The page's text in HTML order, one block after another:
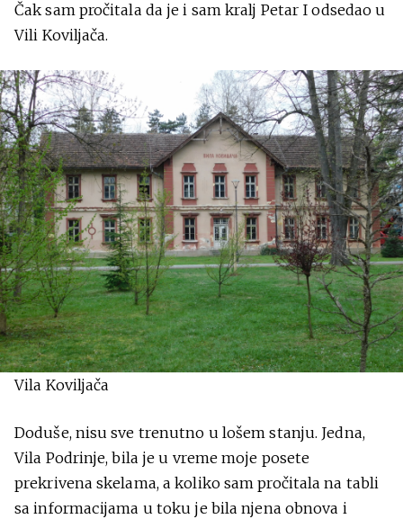
Čak sam pročitala da je i sam kralj Petar I odsedao u
Vili Koviljača.
Vila Koviljača
Doduše, nisu sve trenutno u lošem stanju. Jedna,
Vila Podrinje, bila je u vreme moje posete
prekrivena skelama, a koliko sam pročitala na tabli
sa informacijama u toku je bila njena obnova i